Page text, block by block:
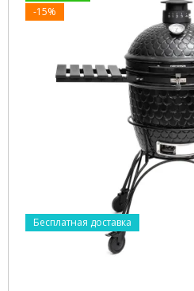
Бесплатная доставка
-15%